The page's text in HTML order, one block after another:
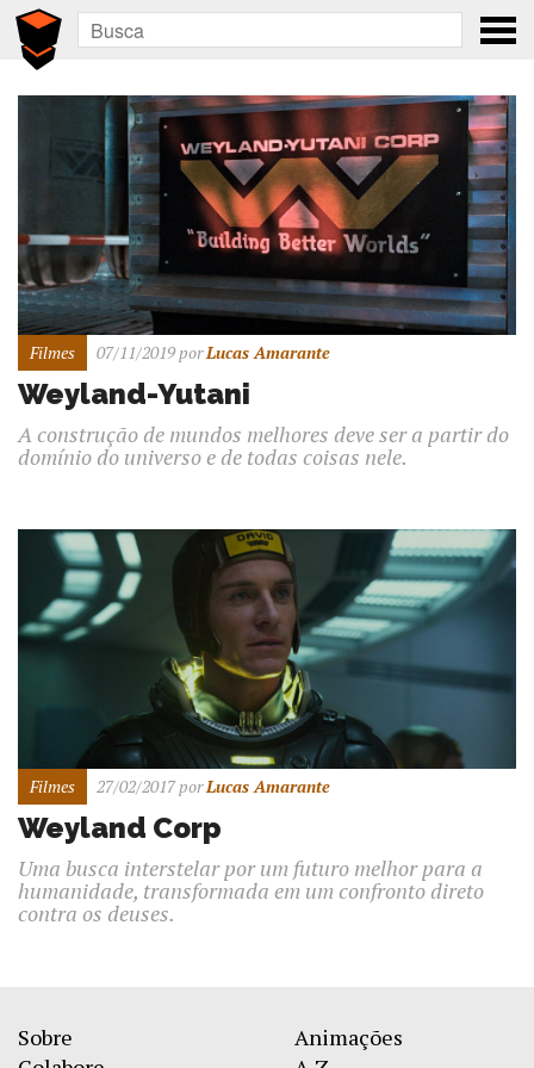
Filmes 07/11/2019por Lucas Amarante
Weyland-Yutani
A construção de mundos melhores deve ser a partir do
domínio do universo e de todas coisas nele.
Filmes 27/02/2017por Lucas Amarante
Weyland Corp
Uma busca interstelar por um futuro melhor para a
humanidade, transformada em um confronto direto
contra os deuses.
Sobre
Animações